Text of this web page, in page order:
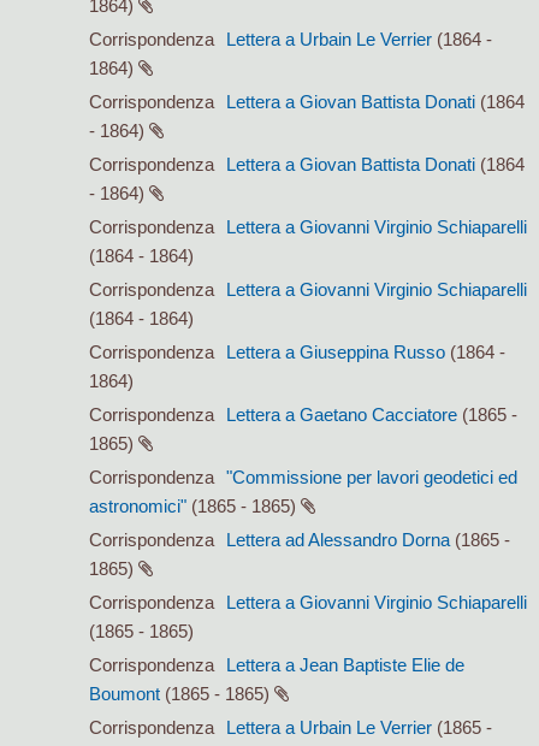
1864)
Corrispondenza
Lettera a Urbain Le Verrier (1864 -
1864)
Corrispondenza
Lettera a Giovan Battista Donati (1864
- 1864)
Corrispondenza
Lettera a Giovan Battista Donati (1864
- 1864)
Corrispondenza
Lettera a Giovanni Virginio Schiaparelli
(1864 - 1864)
Corrispondenza
Lettera a Giovanni Virginio Schiaparelli
(1864 - 1864)
Corrispondenza
Lettera a Giuseppina Russo (1864 -
1864)
Corrispondenza
Lettera a Gaetano Cacciatore (1865 -
1865)
Corrispondenza
"Commissione per lavori geodetici ed
astronomici" (1865 - 1865)
Corrispondenza
Lettera ad Alessandro Dorna (1865 -
1865)
Corrispondenza
Lettera a Giovanni Virginio Schiaparelli
(1865 - 1865)
Corrispondenza
Lettera a Jean Baptiste Elie de
Boumont (1865 - 1865)
Corrispondenza
Lettera a Urbain Le Verrier (1865 -